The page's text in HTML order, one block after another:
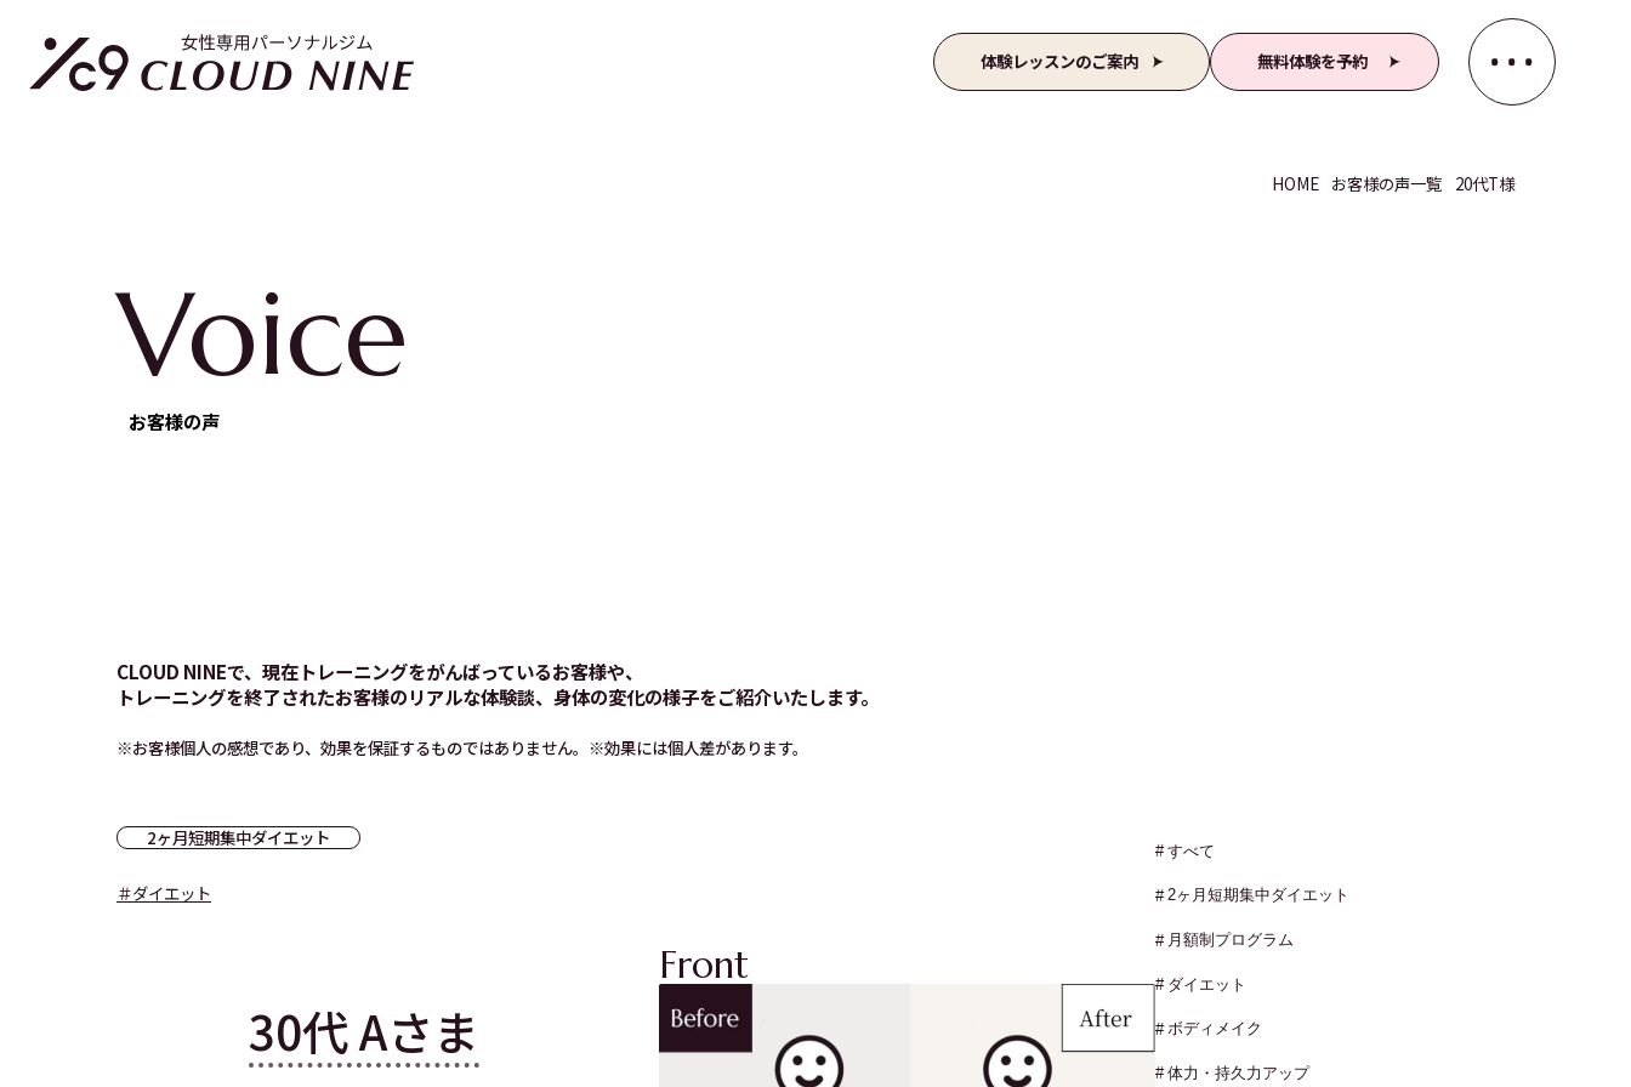
体験レッスンのご案内 無料体験を予約
HOME お客様の声一覧 20代T様
Voice
お客様の声
CLOUD NINEで、現在トレーニングをがんばっているお客様や、
トレーニングを終了されたお客様のリアルな体験談、身体の変化の様子をご紹介いたします。
※お客様個人の感想であり、効果を保証するものではありません。※効果には個人差があります。
2ヶ月短期集中ダイエット
＃ダイエット
30代 Aさま
すべて
2ヶ月短期集中ダイエット
月額制プログラム
ダイエット
ボディメイク
体力・持久力アップ